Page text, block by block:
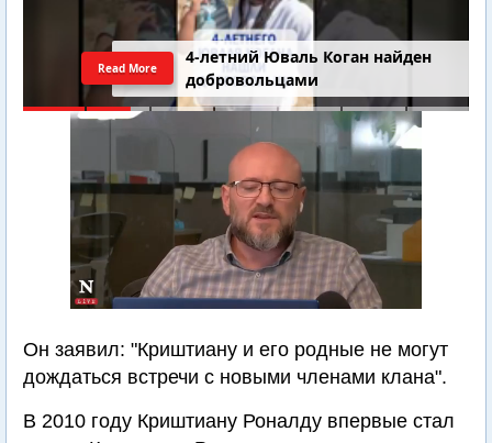
4-летний Юваль Коган найден
добровольцами
Read More
Он заявил: "Криштиану и его родные не могут
дождаться встречи с новыми членами клана".
В 2010 году Криштиану Роналду впервые стал